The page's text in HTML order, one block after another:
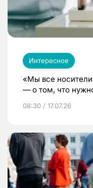
Интересное
«Мы все
— о том, что
08:30 / 17.07.26